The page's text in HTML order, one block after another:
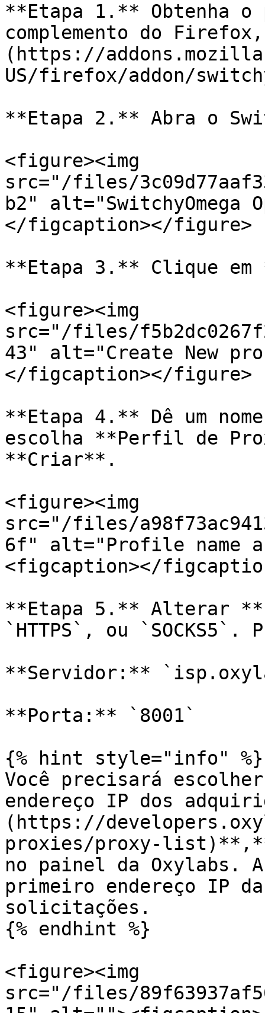
**Etapa 1.** Obtenha
complemento do
(https://
US/firefox/addon/
**Etapa 2.** Abra o
<figure><img
src="/files/
b2" alt="SwitchyOmega
</figcaption></figure>
**Etapa 3.** Clique
<figure><img
src="/files/
43" alt="Create New
</figcaption></figure>
**Etapa 4.** Dê um
escolha **Perfil de
**Criar**.
<figure><img
src="/files/
6f" alt="Profile name
<figcaption></
**Etapa 5.** Alterar
`HTTPS`, ou
**Servidor:**
**Porta:** `8001`
{% hint style="info" %}
Você precisará
endereço IP dos
(https://
proxies/proxy-list)**,**
no painel da Oxylabs.
primeiro endereço IP
solicitações.
{% endhint %}
<figure><img
src="/files/